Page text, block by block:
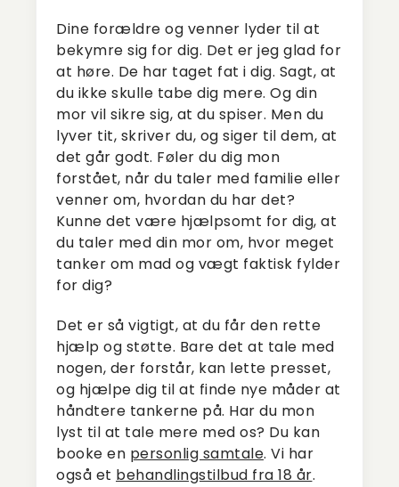
Dine forældre og venner lyder til at
bekymre sig for dig. Det er jeg glad for
at høre. De har taget fat i dig. Sagt, at
du ikke skulle tabe dig mere. Og din
mor vil sikre sig, at du spiser. Men du
lyver tit, skriver du, og siger til dem, at
det går godt. Føler du dig mon
forstået, når du taler med familie eller
venner om, hvordan du har det?
Kunne det være hjælpsomt for dig, at
du taler med din mor om, hvor meget
tanker om mad og vægt faktisk fylder
for dig?
Det er så vigtigt, at du får den rette
hjælp og støtte. Bare det at tale med
nogen, der forstår, kan lette presset,
og hjælpe dig til at finde nye måder at
håndtere tankerne på. Har du mon
lyst til at tale mere med os? Du kan
booke en personlig samtale. Vi har
også et behandlingstilbud fra 18 år.